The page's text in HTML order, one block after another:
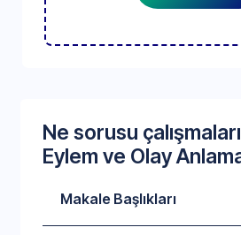
Ne sorusu
Eylem ve Olay
Makale Başlıkları